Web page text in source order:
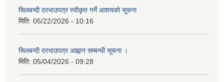
सिलबन्दी दरभाउपत्र स्वीकृत गर्ने आशयको सूचना
मिति: 05/22/2026 - 10:16
सिलबन्दी दरभाउपत्र आह्वान सम्बन्धी सूचना ।
मिति: 05/04/2026 - 09:28